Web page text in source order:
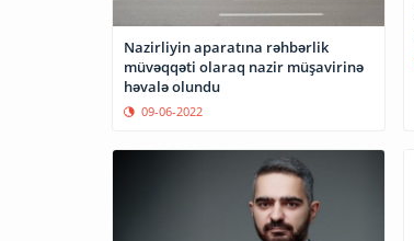
Nazirliyin aparatına rəhbərlik
müvəqqəti olaraq nazir müşavirinə
həvalə olundu
09-06-2022